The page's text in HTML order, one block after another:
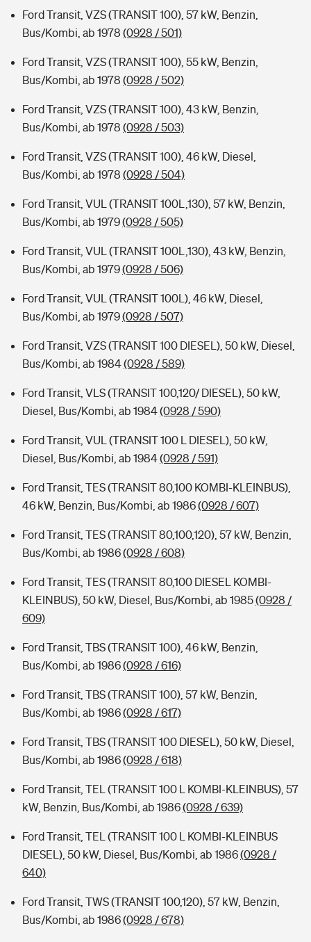
Ford Transit, VZS (TRANSIT 100), 57 kW, Benzin,
Bus/Kombi, ab 1978 (0928 / 501)
Ford Transit, VZS (TRANSIT 100), 55 kW, Benzin,
Bus/Kombi, ab 1978 (0928 / 502)
Ford Transit, VZS (TRANSIT 100), 43 kW, Benzin,
Bus/Kombi, ab 1978 (0928 / 503)
Ford Transit, VZS (TRANSIT 100), 46 kW, Diesel,
Bus/Kombi, ab 1978 (0928 / 504)
Ford Transit, VUL (TRANSIT 100L,130), 57 kW, Benzin,
Bus/Kombi, ab 1979(0928 / 505)
Ford Transit, VUL (TRANSIT 100L,130), 43 kW, Benzin,
Bus/Kombi, ab 1979(0928 / 506)
Ford Transit, VUL (TRANSIT 100L), 46 kW, Diesel,
Bus/Kombi, ab 1979(0928 / 507)
Ford Transit, VZS (TRANSIT 100 DIESEL), 50 kW, Diesel,
Bus/Kombi, ab 1984(0928 / 589)
Ford Transit, VLS (TRANSIT 100,120/ DIESEL), 50 kW,
Diesel, Bus/Kombi, ab 1984(0928 / 590)
Ford Transit, VUL (TRANSIT 100 L DIESEL), 50 kW,
Diesel, Bus/Kombi, ab 1984(0928 / 591)
Ford Transit, TES (TRANSIT 80,100 KOMBI-KLEINBUS),
46 kW, Benzin, Bus/Kombi, ab 1986(0928 / 607)
Ford Transit, TES (TRANSIT 80,100,120), 57 kW, Benzin,
Bus/Kombi, ab 1986(0928 / 608)
Ford Transit, TES (TRANSIT 80,100 DIESEL KOMBI-
KLEINBUS), 50 kW, Diesel, Bus/Kombi, ab 1985(0928 /
609)
Ford Transit, TBS (TRANSIT 100), 46 kW, Benzin,
Bus/Kombi, ab 1986(0928 / 616)
Ford Transit, TBS (TRANSIT 100), 57 kW, Benzin,
Bus/Kombi, ab 1986(0928 / 617)
Ford Transit, TBS (TRANSIT 100 DIESEL), 50 kW, Diesel,
Bus/Kombi, ab 1986(0928 / 618)
Ford Transit, TEL (TRANSIT 100 L KOMBI-KLEINBUS), 57
kW, Benzin, Bus/Kombi, ab 1986(0928 / 639)
Ford Transit, TEL (TRANSIT 100 L KOMBI-KLEINBUS
DIESEL), 50 kW, Diesel, Bus/Kombi, ab 1986(0928 /
640)
Ford Transit, TWS (TRANSIT 100,120), 57 kW, Benzin,
Bus/Kombi, ab 1986(0928 / 678)